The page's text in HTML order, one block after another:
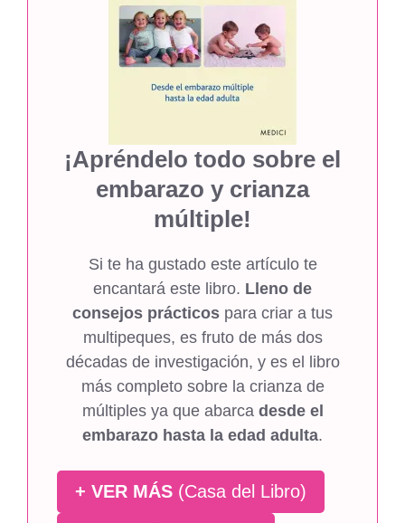
¡Apréndelo todo sobre el
embarazo y crianza
múltiple!
Si te ha gustado este artículo te
encantará este libro. Lleno de
consejos prácticos para criar a tus
multipeques, es fruto de más dos
décadas de investigación, y es el libro
más completo sobre la crianza de
múltiples ya que abarca desde el
embarazo hasta la edad adulta.
+ VER MÁS (Casa del Libro)